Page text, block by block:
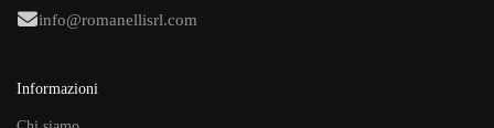
info@romanellisrl.com
Informazioni